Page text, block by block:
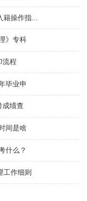
操作指...
》专科
流程
毕业申
成绩查
间是啥
什么？
工作细则